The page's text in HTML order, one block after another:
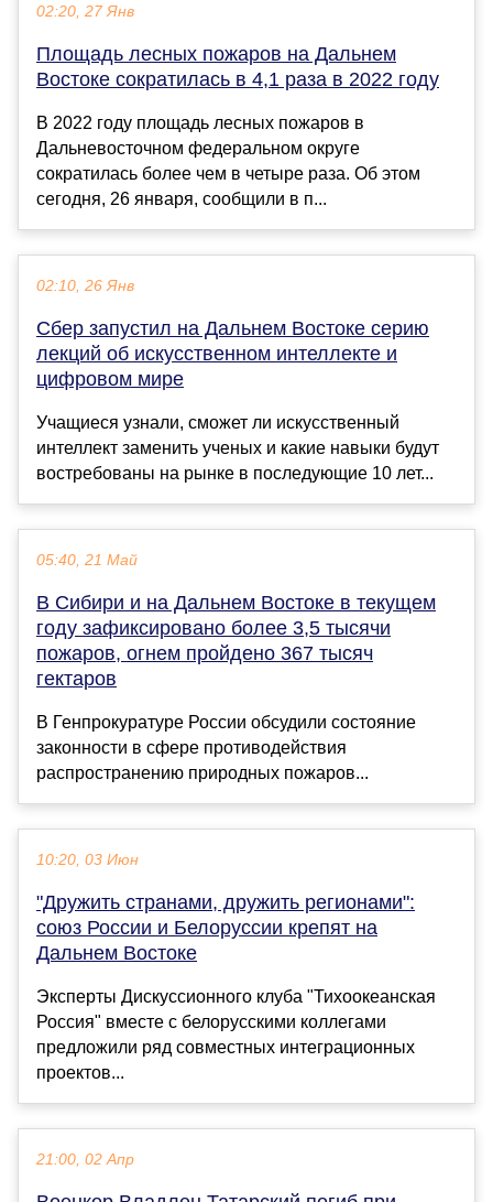
02:20, 27 Янв
Площадь лесных пожаров на Дальнем
Востоке сократилась в 4,1 раза в 2022 году
В 2022 году площадь лесных пожаров в
Дальневосточном федеральном округе
сократилась более чем в четыре раза. Об этом
сегодня, 26 января, сообщили в п...
02:10, 26 Янв
Сбер запустил на Дальнем Востоке серию
лекций об искусственном интеллекте и
цифровом мире
Учащиеся узнали, сможет ли искусственный
интеллект заменить ученых и какие навыки будут
востребованы на рынке в последующие 10 лет...
05:40, 21 Май
В Сибири и на Дальнем Востоке в текущем
году зафиксировано более 3,5 тысячи
пожаров, огнем пройдено 367 тысяч
гектаров
В Генпрокуратуре России обсудили состояние
законности в сфере противодействия
распространению природных пожаров...
10:20, 03 Июн
"Дружить странами, дружить регионами":
союз России и Белоруссии крепят на
Дальнем Востоке
Эксперты Дискуссионного клуба "Тихоокеанская
Россия" вместе с белорусскими коллегами
предложили ряд совместных интеграционных
проектов...
21:00, 02 Апр